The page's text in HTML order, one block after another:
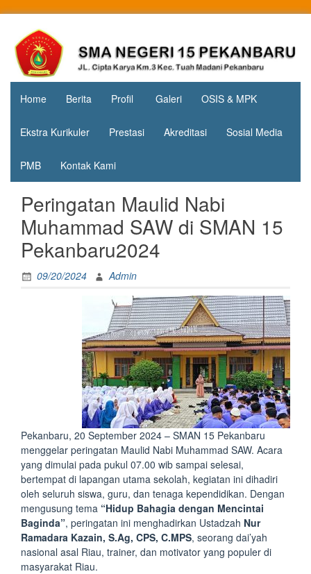
contentSMA
Negeri 15
Pekanbaru
Jl. Cipta
Karya
KM.3, Kec.
Tuah
Madani,
Home Berita Profil Galeri OSIS & MPK
Ekstra Kurikuler Prestasi Akreditasi Sosial Media
PMB Kontak Kami
Peringatan Maulid Nabi
Muhammad SAW di SMAN 15
Pekanbaru2024
09/20/2024 Admin
Pekanbaru, 20 September 2024 – SMAN 15 Pekanbaru
menggelar peringatan Maulid Nabi Muhammad SAW. Acara
yang dimulai pada pukul 07.00 wib sampai selesai,
bertempat di lapangan utama sekolah, kegiatan ini dihadiri
oleh seluruh siswa, guru, dan tenaga kependidikan. Dengan
mengusung tema “Hidup Bahagia dengan Mencintai
Baginda”, peringatan ini menghadirkan Ustadzah Nur
Ramadara Kazain, S.Ag, CPS, C.MPS, seorang dai’yah
nasional asal Riau, trainer, dan motivator yang populer di
masyarakat Riau.